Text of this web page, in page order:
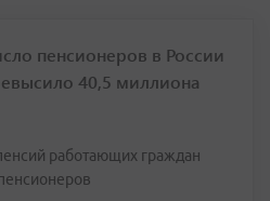
пенсионеров в России
40,5 миллиона
работающих граждан